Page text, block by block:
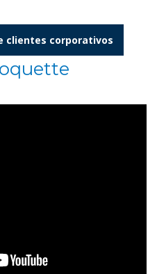
clientes corporativos